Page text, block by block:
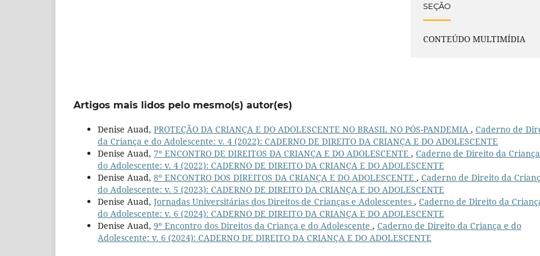
SEÇÃO
CONTEÚDO MULTIMÍDIA
Artigos mais lidos pelo mesmo(s) autor(es)
Denise Auad, PROTEÇÃO DA CRIANÇA E DO ADOLESCENTE NO BRASIL NO PÓS-PANDEMIA , Caderno de
da Criança e do Adolescente: v. 4 (2022): CADERNO DE DIREITO DA CRIANÇA E DO ADOLESCENTE
Denise Auad, 7º ENCONTRO DE DIREITOS DA CRIANÇA E DO ADOLESCENTE , Caderno de Direito da
do Adolescente: v. 4 (2022): CADERNO DE DIREITO DA CRIANÇA E DO ADOLESCENTE
Denise Auad, 8º ENCONTRO DOS DIREITOS DA CRIANÇA E DO ADOLESCENTE , Caderno de Direito da
do Adolescente: v. 5 (2023): CADERNO DE DIREITO DA CRIANÇA E DO ADOLESCENTE
Denise Auad, Jornadas Universitárias dos Direitos de Crianças e Adolescentes , Caderno de Direito da
do Adolescente: v. 6 (2024): CADERNO DE DIREITO DA CRIANÇA E DO ADOLESCENTE
Denise Auad, 9º Encontro dos Direitos da Criança e do Adolescente , Caderno de Direito da Criança e do
Adolescente: v. 6 (2024): CADERNO DE DIREITO DA CRIANÇA E DO ADOLESCENTE